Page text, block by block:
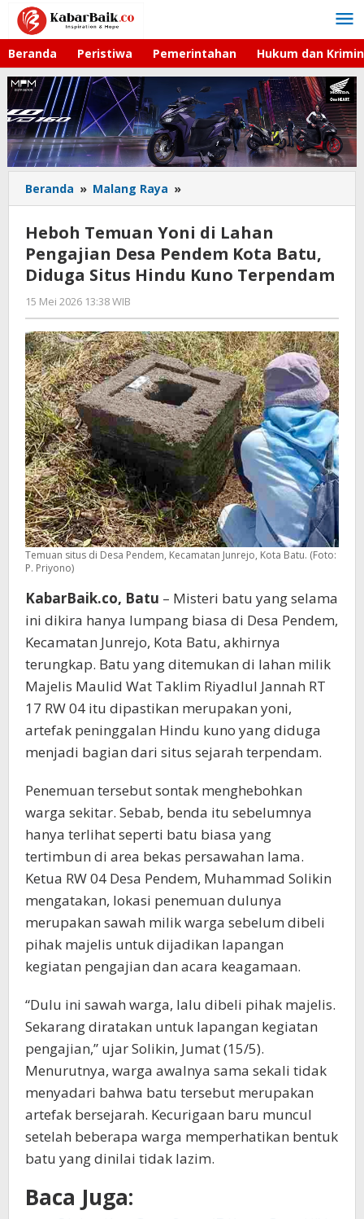
Lewati
konten
Beranda Peristiwa Pemerintahan Hukum dan
Beranda » Malang Raya »
Temuan
Yoni
di
Lahan
Pengajian
Batu,
Diduga
Situs
Hindu
Kuno
Terpendam
Heboh Temuan Yoni di Lahan
Pengajian Desa Pendem Kota Batu,
Diduga Situs Hindu Kuno Terpendam
15 Mei 2026 13:38 WIB
Faisal
Temuan situs di Desa Pendem, Kecamatan Junrejo, Kota Batu. (Foto:
P. Priyono)
KabarBaik.co, Batu – Misteri batu yang selama
ini dikira hanya lumpang biasa di Desa Pendem,
Kecamatan Junrejo, Kota Batu, akhirnya
terungkap. Batu yang ditemukan di lahan milik
Majelis Maulid Wat Taklim Riyadlul Jannah RT
17 RW 04 itu dipastikan merupakan yoni,
artefak peninggalan Hindu kuno yang diduga
menjadi bagian dari situs sejarah terpendam.
Penemuan tersebut sontak menghebohkan
warga sekitar. Sebab, benda itu sebelumnya
hanya terlihat seperti batu biasa yang
tertimbun di area bekas persawahan lama.
Ketua RW 04 Desa Pendem, Muhammad Solikin
mengatakan, lokasi penemuan dulunya
merupakan sawah milik warga sebelum dibeli
pihak majelis untuk dijadikan lapangan
kegiatan pengajian dan acara keagamaan.
“Dulu ini sawah warga, lalu dibeli pihak majelis.
Sekarang diratakan untuk lapangan kegiatan
pengajian,” ujar Solikin, Jumat (15/5).
Menurutnya, warga awalnya sama sekali tidak
menyadari bahwa batu tersebut merupakan
artefak bersejarah. Kecurigaan baru muncul
setelah beberapa warga memperhatikan bentuk
batu yang dinilai tidak lazim.
Baca Juga: